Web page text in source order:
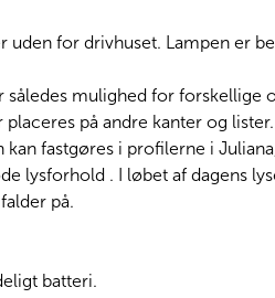
for drivhuset. Lampen er
mulighed for forskellige
på andre kanter og
fastgøres i profilerne i
lysforhold . I løbet af dagens
på.
batteri.